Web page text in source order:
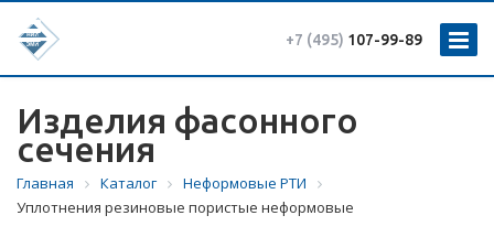
+7 (495) 107-99-89
Изделия фасонного
сечения
Главная Каталог
Неформовые РТИ
Уплотнения резиновые пористые неформовые